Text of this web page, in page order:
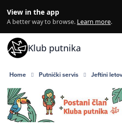
View in the app
A better way to browse. Learn more.
Klub putnika
Home Putnički servis Jeftini